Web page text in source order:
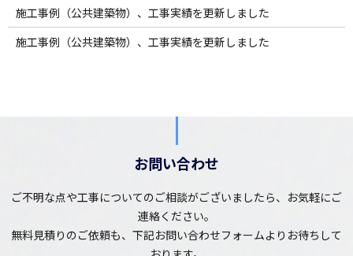
施工事例（公共建築物）、工事実績を更新しました
施工事例（公共建築物）、工事実績を更新しました
お問い合わせ
ご不明な点や工事についてのご相談がございましたら、お気軽にご
連絡ください。
無料見積りのご依頼も、下記お問い合わせフォームよりお待ちして